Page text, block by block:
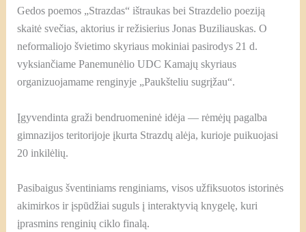
Gedos poemos „Strazdas“ ištraukas bei Strazdelio poeziją
skaitė svečias, aktorius ir režisierius Jonas Buziliauskas. O
neformaliojo švietimo skyriaus mokiniai pasirodys 21 d.
vyksiančiame Panemunėlio UDC Kamajų skyriaus
organizuojamame renginyje „Paukšteliu sugrįžau“.
Įgyvendinta graži bendruomeninė idėja — rėmėjų pagalba
gimnazijos teritorijoje įkurta Strazdų alėja, kurioje puikuojasi
20 inkilėlių.
Pasibaigus šventiniams renginiams, visos užfiksuotos istorinės
akimirkos ir įspūdžiai suguls į interaktyvią knygelę, kuri
įprasmins renginių ciklo finalą.